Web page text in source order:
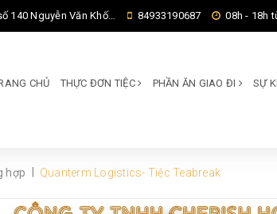
Thông Tây Hội, Thành phố Hồ Chí Minh, TP Hồ Chí Minh, 84933190687 08h - 18h
CHỦ THỰC ĐƠN TIỆC PHẦN ĂN GIAO ĐI SỰ
hợp Quanterm Logistics- Tiệc Teabreak